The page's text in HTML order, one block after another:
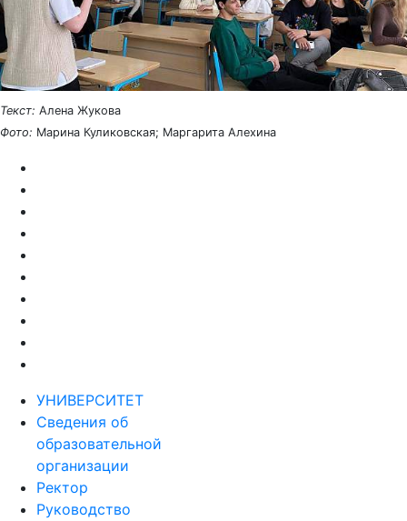
Текст: Алена Жукова
Фото: Марина Куликовская; Маргарита Алехина
УНИВЕРСИТЕТ
Сведения об
образовательной
организации
Ректор
Руководство